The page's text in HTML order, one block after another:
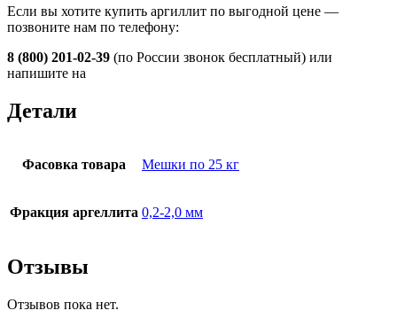
Если вы хотите купить аргиллит по выгодной цене —
позвоните нам по телефону:
8 (800) 201-02-39 (по России звонок бесплатный) или
напишите на
Детали
Фасовка товара Мешки по 25 кг
Фракция аргеллита 0,2-2,0 мм
Отзывы
Отзывов пока нет.